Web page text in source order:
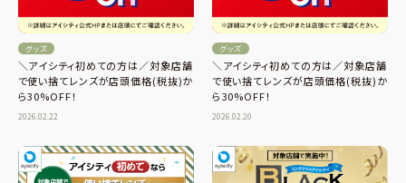
グッズ
＼アイシティ初めての方は／対象店舗
で使い捨てレンズが店頭価格(税抜)か
ら30%OFF！
2026.02.22
グッズ
＼アイシティ初めての方は／対象店舗
で使い捨てレンズが店頭価格(税抜)か
ら30%OFF！
2026.02.20